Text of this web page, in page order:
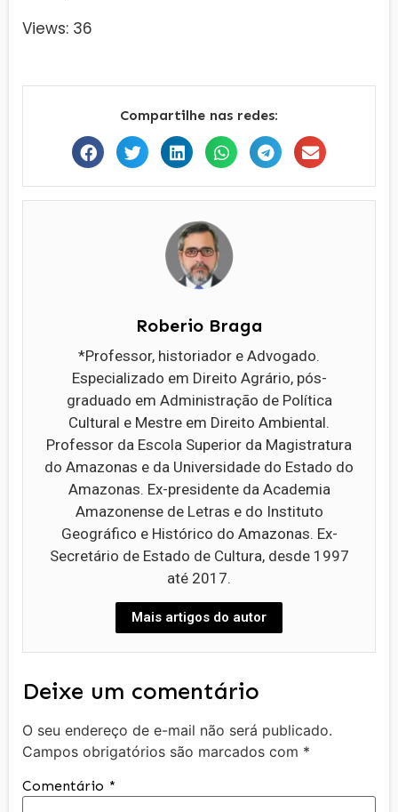
Views: 36
Compartilhe nas redes:
Roberio Braga
*Professor, historiador e Advogado.
Especializado em Direito Agrário, pós-
graduado em Administração de Política
Cultural e Mestre em Direito Ambiental.
Professor da Escola Superior da Magistratura
do Amazonas e da Universidade do Estado do
Amazonas. Ex-presidente da Academia
Amazonense de Letras e do Instituto
Geográfico e Histórico do Amazonas. Ex-
Secretário de Estado de Cultura, desde 1997
até 2017.
Mais artigos do autor
Deixe um comentário
O seu endereço de e-mail não será publicado.
Campos obrigatórios são marcados com *
Comentário *